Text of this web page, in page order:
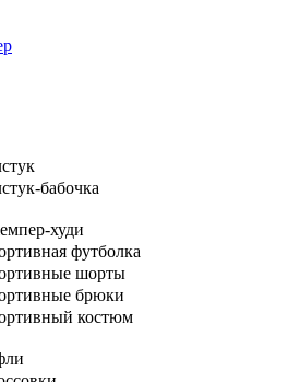
бабочка
худи
футболка
шорты
брюки
костюм